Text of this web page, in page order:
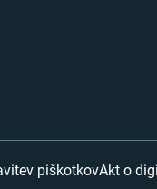
piškotkovAkt o